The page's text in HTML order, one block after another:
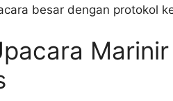
besar dengan protokol